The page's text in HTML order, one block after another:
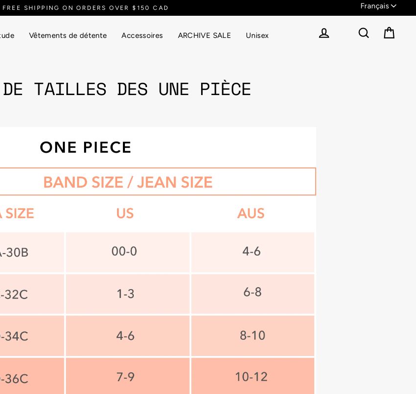
FREE SHIPPING ON ORDERS OVER $150 CAD
Vêtements de détente Accessoires ARCHIVE SALE
Unisex
TAILLES DES UNE PIÈCE